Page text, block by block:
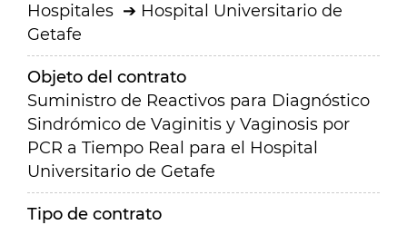
Hospitales
Hospital Universitario de
Getafe
Objeto del contrato
Suministro de Reactivos para Diagnóstico
Sindrómico de Vaginitis y Vaginosis por
PCR a Tiempo Real para el Hospital
Universitario de Getafe
Tipo de contrato